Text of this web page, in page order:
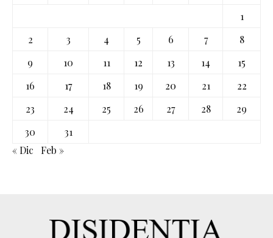
1
2
3 4 5 6 7
8
9
10 11 12 13 14
15
16
17 18 19 20 21
22
23
24 25 26 27 28
29
30
31
« Dic
Feb »